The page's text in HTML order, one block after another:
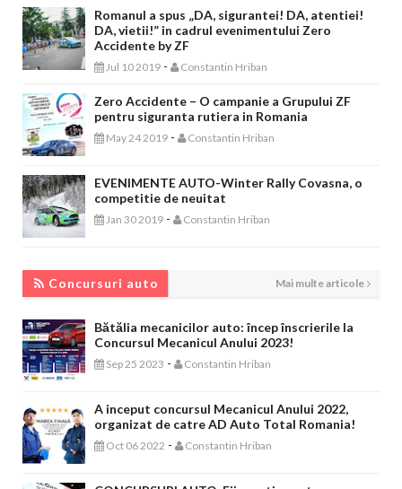
Romanul a spus „DA, sigurantei! DA, atentiei!
DA, vietii!” in cadrul evenimentului Zero
Accidente by ZF
Jul 10 2019 - Constantin Hriban
Zero Accidente – O campanie a Grupului ZF
pentru siguranta rutiera in Romania
May 24 2019 - Constantin Hriban
EVENIMENTE AUTO-Winter Rally Covasna, o
competitie de neuitat
Jan 30 2019 - Constantin Hriban
Concursuri auto Mai multe articole
Bătălia mecanicilor auto: încep înscrierile la
Concursul Mecanicul Anului 2023!
Sep 25 2023 - Constantin Hriban
A inceput concursul Mecanicul Anului 2022,
organizat de catre AD Auto Total Romania!
Oct 06 2022 - Constantin Hriban